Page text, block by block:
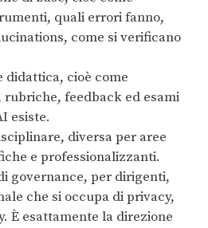
quali errori fanno,
come si verificano
didattica, cioè come
feedback ed esami
esiste.
diversa per aree
e professionalizzanti.
governance, per dirigenti,
che si occupa di privacy,
È esattamente la direzione